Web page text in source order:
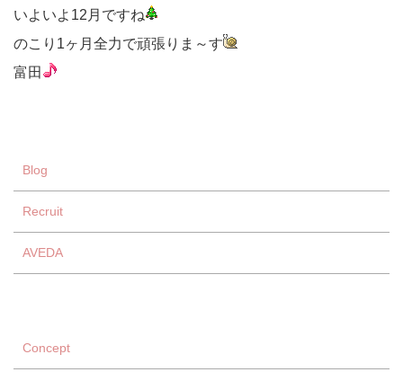
いよいよ12月ですね
のこり1ヶ月全力で頑張りま～す
富田
Blog
Recruit
AVEDA
Concept